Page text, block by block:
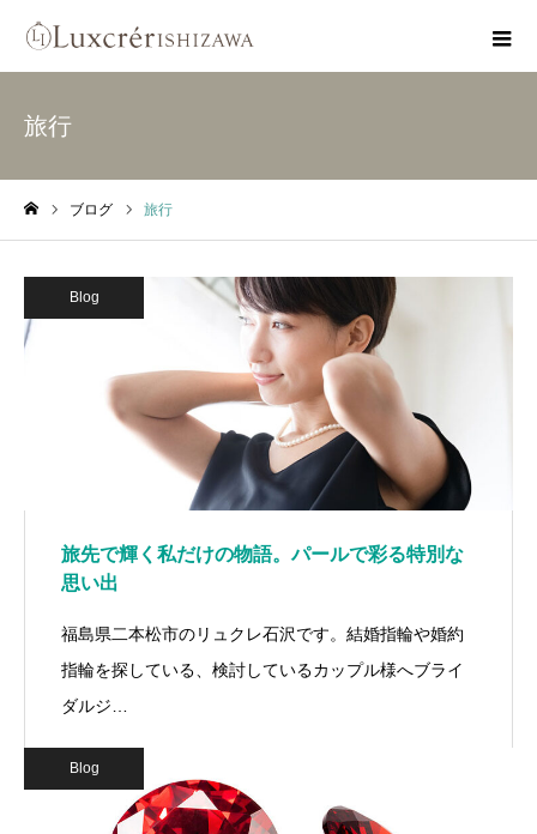
旅行
ブログ 旅行
Blog
旅先で輝く私だけの物語。パールで彩る特別な
思い出
福島県二本松市のリュクレ石沢です。結婚指輪や婚約
指輪を探している、検討しているカップル様へブライ
ダルジ…
Blog